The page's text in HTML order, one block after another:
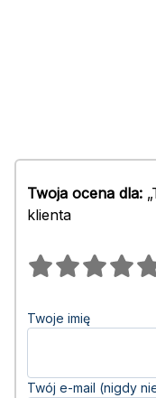
Twoja ocena dla:
klienta
Twoje imię
Twój e-mail (nigdy